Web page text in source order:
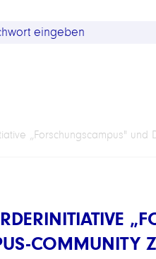
„Forschungscampus" und
COMMUNITY